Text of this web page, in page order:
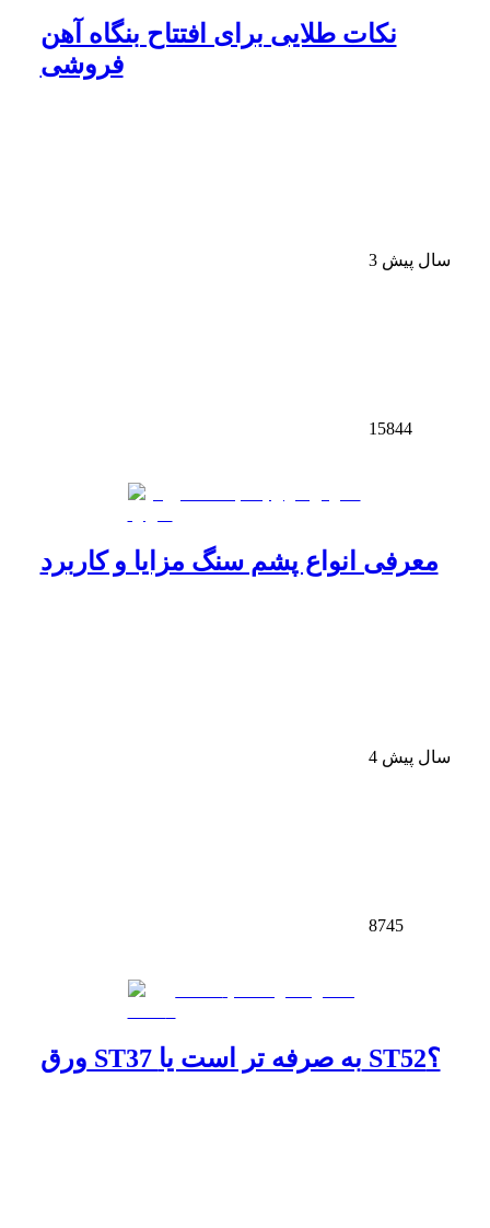
نکات طلایی برای افتتاح بنگاه آهن
فروشی
3 سال پیش
15844
معرفی انواع پشم سنگ مزایا و کاربرد
4 سال پیش
8745
ورق ST37 به صرفه تر است یا ST52؟